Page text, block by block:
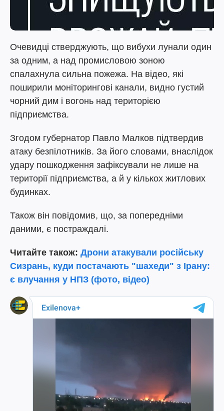
Очевидці стверджують, що вибухи лунали один
за одним, а над промисловою зоною
спалахнула сильна пожежа. На відео, які
поширили моніторингові канали, видно густий
чорний дим і вогонь над територією
підприємства.
Згодом губернатор Павло Малков підтвердив
атаку безпілотників. За його словами, внаслідок
удару пошкодження зафіксували не лише на
території підприємства, а й у кількох житлових
будинках.
Також він повідомив, що, за попередніми
даними, є постраждалі.
Читайте також: Дрони атакували російську
Сизрань, куди постачають "шахеди" з Ірану:
є влучання у НПЗ (фото, відео)